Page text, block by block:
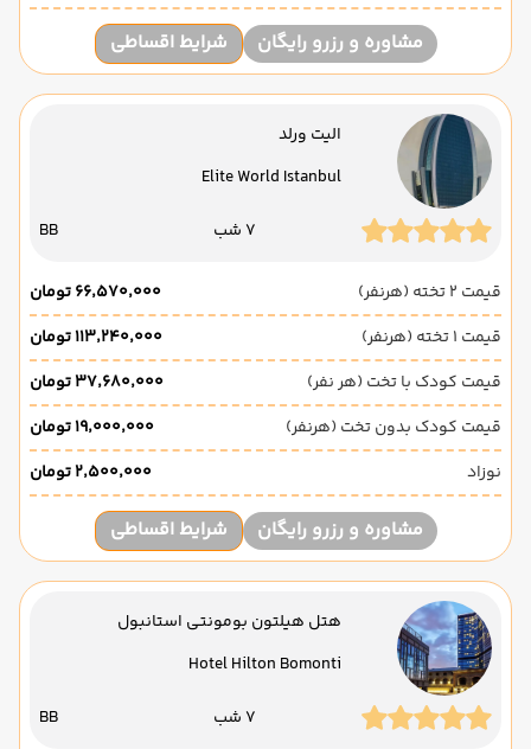
مشاوره و رزرو رایگان شرایط اقساطی
الیت ورلد
Elite World Istanbul
7 شب BB
قیمت 2 تخته (هرنفر)
۶۶٬۵۷۰٬۰۰۰ تومان
قیمت 1 تخته (هرنفر)
۱۱۳٬۲۴۰٬۰۰۰ تومان
قیمت کودک با تخت (هر نفر)
۳۷٬۶۸۰٬۰۰۰ تومان
قیمت کودک بدون تخت (هرنفر)
۱۹٬۰۰۰٬۰۰۰ تومان
نوزاد
۲٬۵۰۰٬۰۰۰ تومان
مشاوره و رزرو رایگان شرایط اقساطی
هتل هیلتون بومونتی استانبول
Hotel Hilton Bomonti
7 شب BB